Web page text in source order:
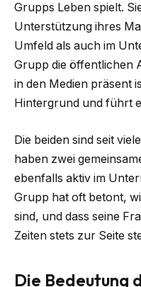
Grupps Leben spielt.
Unterstützung ihres
Umfeld als auch im
Grupp die öffentlichen
in den Medien präsent
Hintergrund und führt
Die beiden sind seit
haben zwei
ebenfalls aktiv im
Grupp hat oft betont,
sind, und dass seine
Zeiten stets zur Seite
Die Bedeutung